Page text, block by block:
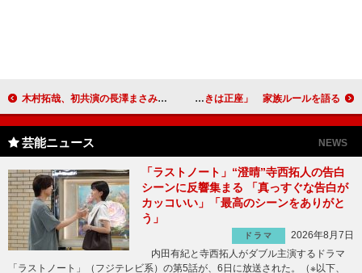
木村拓哉、初共演の長澤まさみを「一切逃げないし全力」 木村は刑事役、“七三分け”に初挑戦 有村架純、「ご飯を食べるときは正座」 家族ルールを語る
芸能ニュース NEWS
「ラストノート」“澄晴”寺西拓人の告白
シーンに反響集まる 「真っすぐな告白が
カッコいい」「最高のシーンをありがと
う」
ドラマ
2026年8月7日
内田有紀と寺西拓人がダブル主演するドラマ
「ラストノート」（フジテレビ系）の第5話が、6日に放送された。（※以下、